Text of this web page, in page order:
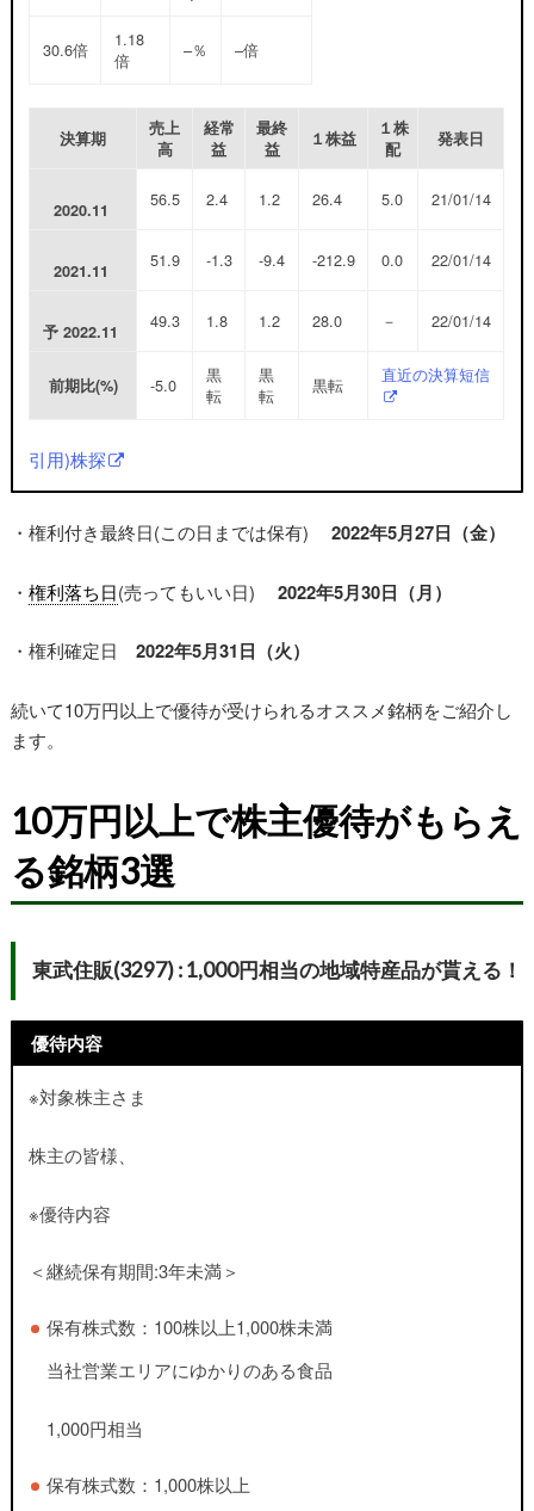
30.6倍
1.18
倍
–％ –倍
決算期
売上
高
経常
益
最終
益
１株益
１株
配
発表日
2020.11 56.5 2.4 1.2 26.4 5.0 21/01/14
2021.11 51.9 -1.3 -9.4 -212.9 0.0 22/01/14
予2022.11 49.3 1.8 1.2 28.0 － 22/01/14
前期比(%) -5.0
黒
転
黒
転
黒転 直近の決算短信
引用)株探
・権利付き最終日(この日までは保有) 2022年5月27日（金）
・ 権利落ち日(売ってもいい日) 2022年5月30日（月）
・権利確定日 2022年5月31日（火）
続いて10万円以上で優待が受けられるオススメ銘柄をご紹介し
ます。
10万円以上で株主優待がもらえ
る銘柄3選
東武住販(3297) : 1,000円相当の地域特産品が貰える！
優待内容
※対象株主さま
株主の皆様、
※優待内容
＜継続保有期間:3年未満＞
保有株式数：100株以上1,000株未満
当社営業エリアにゆかりのある食品
1,000円相当
保有株式数：1,000株以上